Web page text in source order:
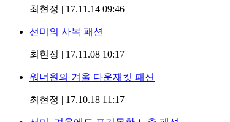
최현정 | 17.11.14 09:46
선미의 사복 패션
최현정 | 17.11.08 10:17
워너원의 겨울 다운재킷 패션
최현정 | 17.10.18 11:17